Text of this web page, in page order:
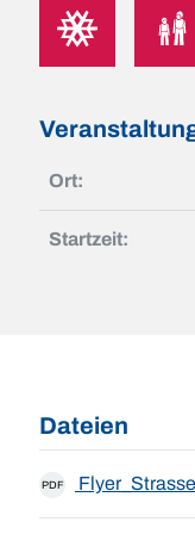
Disziplinen
Ort:
Startzeit:
Dateien
PDF